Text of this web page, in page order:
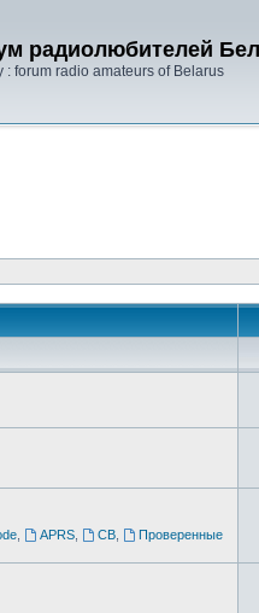
радиолюбителей
: forum radio amateurs of Belarus
APRS CB,
Проверенные